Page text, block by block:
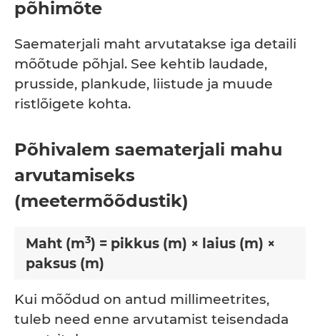
põhimõte
Saematerjali maht arvutatakse iga detaili
mõõtude põhjal. See kehtib laudade,
prusside, plankude, liistude ja muude
ristlõigete kohta.
Põhivalem saematerjali mahu
arvutamiseks
(meetermõõdustik)
Maht (m3) = pikkus (m) × laius (m) ×
paksus (m)
Kui mõõdud on antud millimeetrites,
tuleb need enne arvutamist teisendada